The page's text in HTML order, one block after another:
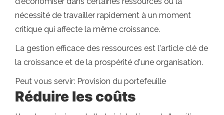
nécessité de travailler rapidement à un moment
critique qui affecte la même croissance.
La gestion efficace des ressources est l'article clé de
la croissance et de la prospérité d'une organisation.
Peut vous servir: Provision du portefeuille
Réduire les coûts